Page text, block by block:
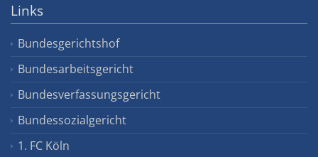
Links
Bundesgerichtshof
Bundesarbeitsgericht
Bundesverfassungsgericht
Bundessozialgericht
1. FC Köln